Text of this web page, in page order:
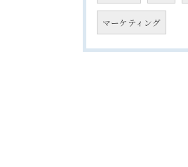
マーケティング